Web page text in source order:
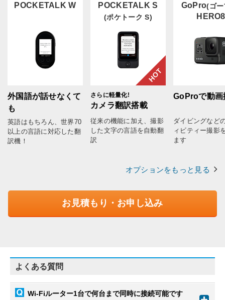
POCKETALK W
外国語が話せなくて
も
英語はもちろん、世界70
以上の言語に対応した翻
訳機！
POCKETALK S
(ポケトーク S)
HOT
さらに軽量化!
カメラ翻訳搭載
従来の機能に加え、撮影
した文字の言語を自動翻
訳
GoPro(ゴ
HERO8
GoProで動画
ダイビングなど
ィビティー撮影
ます
オプションをもっと見る
お見積もり・お申し込み
よくある質問
Wi-Fiルーター1台で何台まで同時に接続可能です